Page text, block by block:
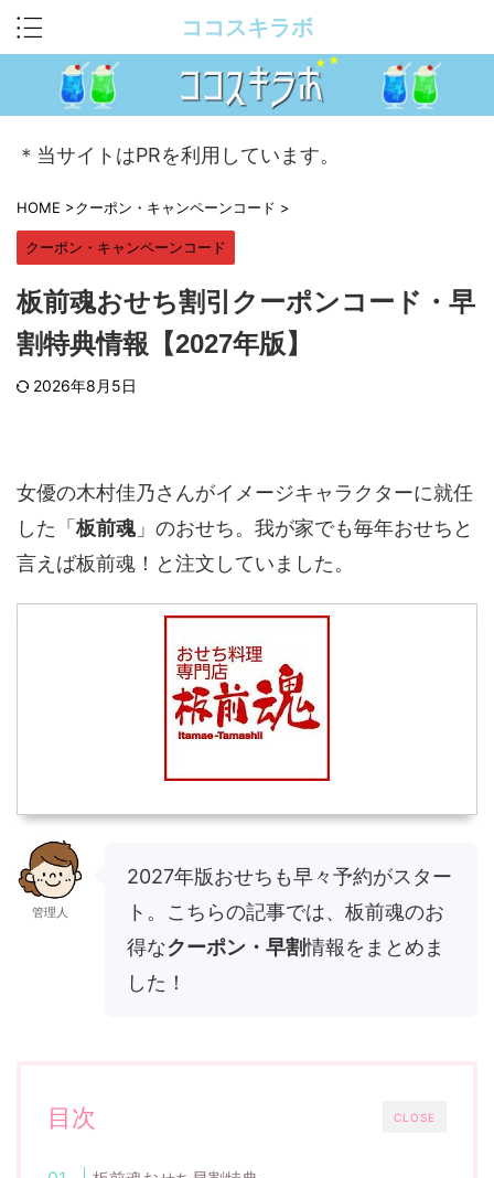
ココスキラボ
＊当サイトはPRを利用しています。
HOME >クーポン・キャンペーンコード >
クーポン・キャンペーンコード
板前魂おせち割引クーポンコード・早
割特典情報【2027年版】
2026年8月5日
女優の木村佳乃さんがイメージキャラクターに就任
した「板前魂」のおせち。我が家でも毎年おせちと
言えば板前魂！と注文していました。
管理人
2027年版おせちも早々予約がスター
ト。こちらの記事では、板前魂のお
得なクーポン・早割情報をまとめま
した！
CLOSE
目次